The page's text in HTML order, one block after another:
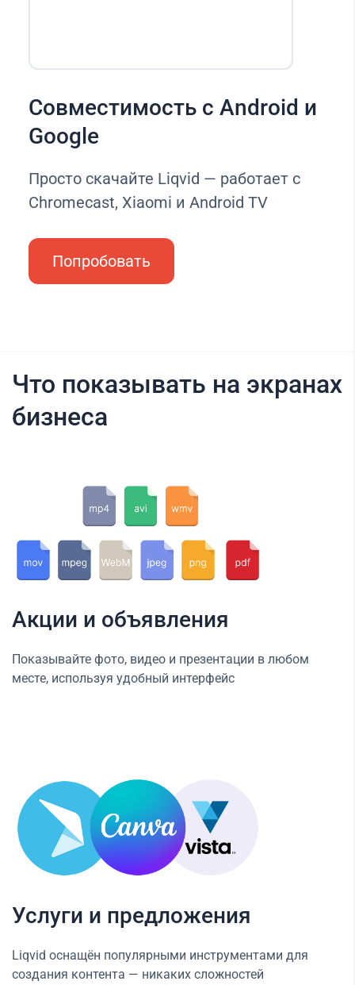
Совместимость с Android и
Google
Просто скачайте Liqvid — работает с
Chromecast, Xiaomi и Android TV
Попробовать
Что показывать на экранах
бизнеса
Акции и объявления
Показывайте фото, видео и презентации в любом
месте, используя удобный интерфейс
Услуги и предложения
Liqvid оснащён популярными инструментами для
создания контента — никаких сложностей